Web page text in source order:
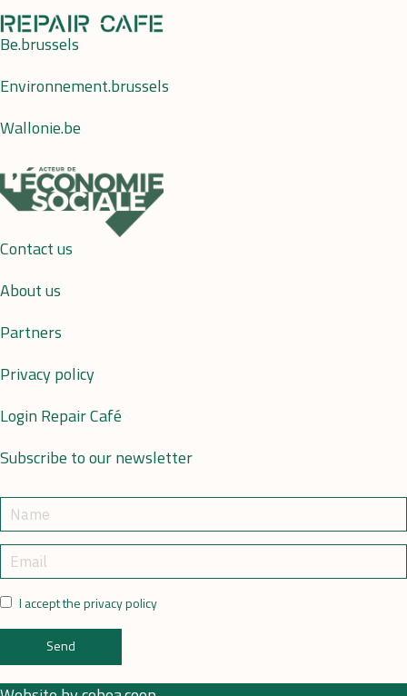
Be.brussels
Environnement.brussels
Wallonie.be
Contact us
About us
Partners
Privacy policy
Login Repair Café
Subscribe to our newsletter
I accept the privacy policy
Send